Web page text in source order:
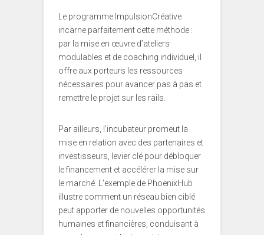
Le programme ImpulsionCréative
incarne parfaitement cette méthode :
par la mise en œuvre d’ateliers
modulables et de coaching individuel, il
offre aux porteurs les ressources
nécessaires pour avancer pas à pas et
remettre le projet sur les rails.
Par ailleurs, l’incubateur promeut la
mise en relation avec des partenaires et
investisseurs, levier clé pour débloquer
le financement et accélérer la mise sur
le marché. L’exemple de PhoenixHub
illustre comment un réseau bien ciblé
peut apporter de nouvelles opportunités
humaines et financières, conduisant à